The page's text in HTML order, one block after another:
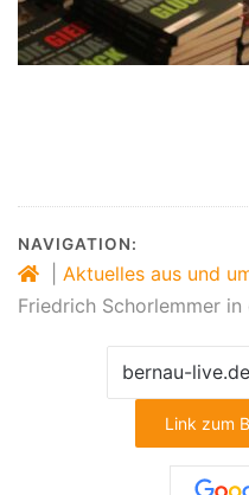
NAVIGATION:
Aktuelles aus und
Friedrich Schorlemmer
Link zum